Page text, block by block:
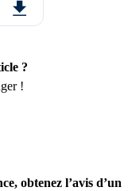
?
!
obtenez l’avis d’un